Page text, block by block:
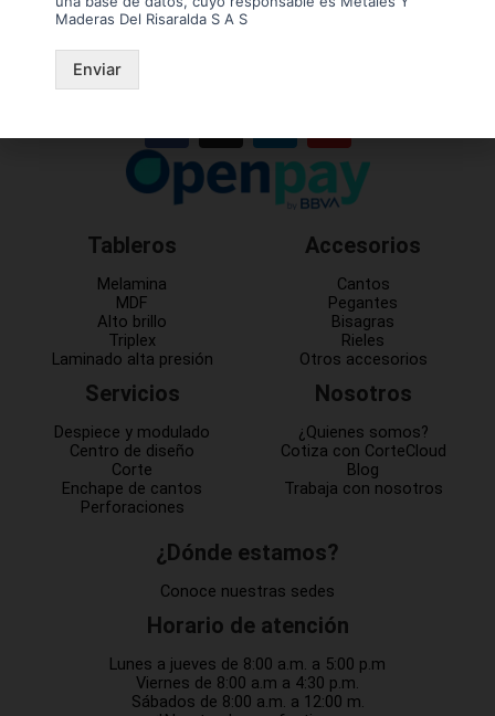
Tableros
Melamina
MDF
Alto brillo
Triplex
Laminado alta presión
Servicios
Despiece y modulado
Centro de diseño
Corte
Enchape de cantos
Perforaciones
Accesorios
Cantos
Pegantes
Bisagras
Rieles
Otros accesorios
Nosotros
¿Quienes somos?
Cotiza con CorteCloud
Blog
Trabaja con nosotros
¿Dónde estamos?
Conoce nuestras sedes
Horario de atención
Lunes a jueves de 8:00 a.m. a 5:00 p.m
Viernes de 8:00 a.m a 4:30 p.m.
Sábados de 8:00 a.m. a 12:00 m.
Maderas Del Risaralda S A S
Enviar